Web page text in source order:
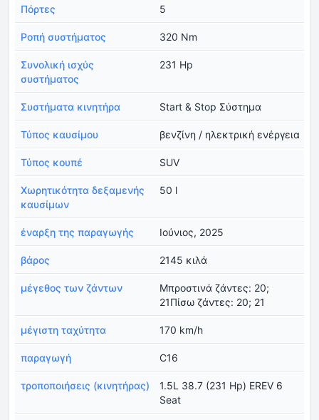
Πόρτες 5
Ροπή συστήματος 320 Nm
Συνολική ισχύς
συστήματος
231 Hp
Συστήματα κινητήρα Start & Stop Σύστημα
Τύπος καυσίμου βενζίνη / ηλεκτρική ενέργεια
Τύπος κουπέ SUV
Χωρητικότητα δεξαμενής
καυσίμων
50 l
έναρξη της παραγωγής Ιούνιος, 2025
βάρος 2145 κιλά
μέγεθος των ζάντων
Μπροστινά ζάντες: 20;
21Πίσω ζάντες: 20; 21
μέγιστη ταχύτητα 170 km/h
παραγωγή C16
τροποποιήσεις (κινητήρας)
1.5L 38.7 (231 Hp) EREV 6
Seat